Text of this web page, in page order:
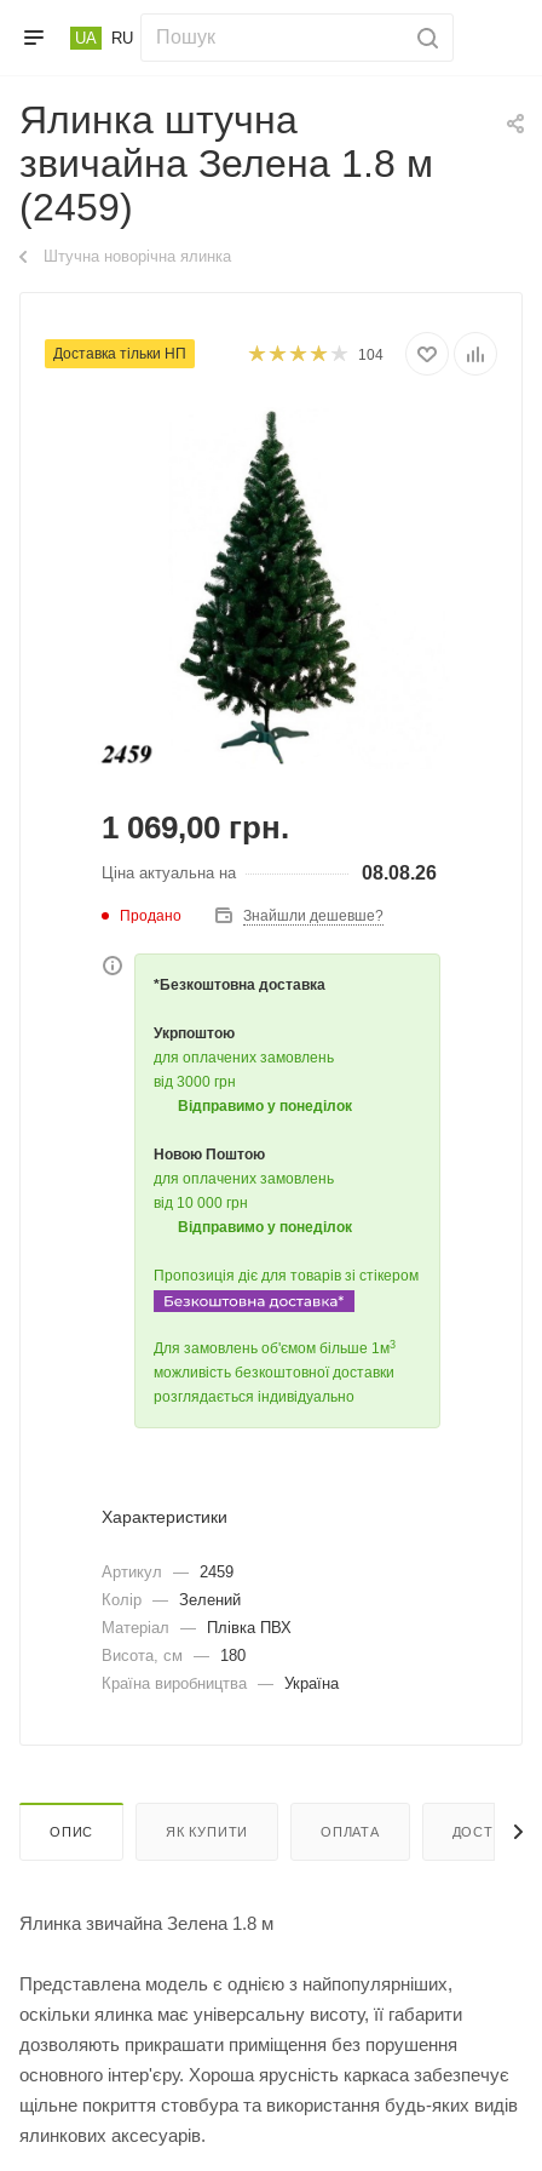
UA RU
Ялинка штучна
звичайна Зелена 1.8 м
(2459)
Штучна новорічна ялинка
Доставка тільки НП 104
1 069,00 грн.
Ціна актуальна на 08.08.26
Продано Знайшли дешевше?
*Безкоштовна доставка
Укрпоштою
для оплачених замовлень
від 3000 грн
Відправимо у понеділок
Новою Поштою
для оплачених замовлень
від 10 000 грн
Відправимо у понеділок
Пропозиція діє для товарів зі стікером
Для замовлень об'ємом більше 1м3
можливість безкоштовної доставки
розглядається індивідуально
Характеристики
Артикул —
2459
Колір — Зелений
Матеріал
—
Плівка ПВХ
Висота, см
—
180
Країна виробництва — Україна
ОПИС ЯК КУПИТИ ОПЛАТА ДОСТАВКА
Ялинка звичайна Зелена 1.8 м
Представлена модель є однією з найпопулярніших,
оскільки ялинка має універсальну висоту, її габарити
дозволяють прикрашати приміщення без порушення
основного інтер'єру. Хороша ярусність каркаса забезпечує
щільне покриття стовбура та використання будь-яких видів
ялинкових аксесуарів.